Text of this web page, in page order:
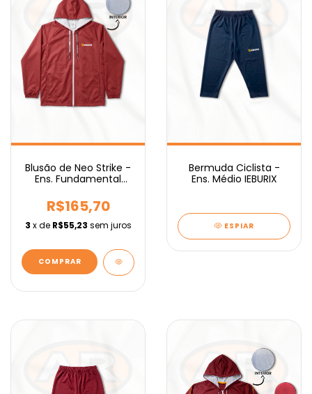
Blusão de Neo Strike -
Ens. Fundamental
R$165,70
3 x de R$55,23 sem juros
COMPRAR
Bermuda Ciclista -
Ens. Médio IEBURIX
ESPIAR